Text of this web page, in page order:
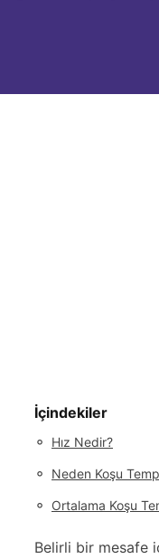
İçindekiler
◦ Hız Nedir?
◦ Neden Koşu
◦ Ortalama Koşu
Belirli bir mesafe